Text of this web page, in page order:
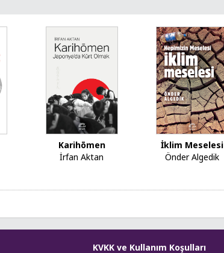
Karihōmen
İrfan Aktan
İklim Meselesi
Önder Algedik
KVKK ve Kullanım Koşulları